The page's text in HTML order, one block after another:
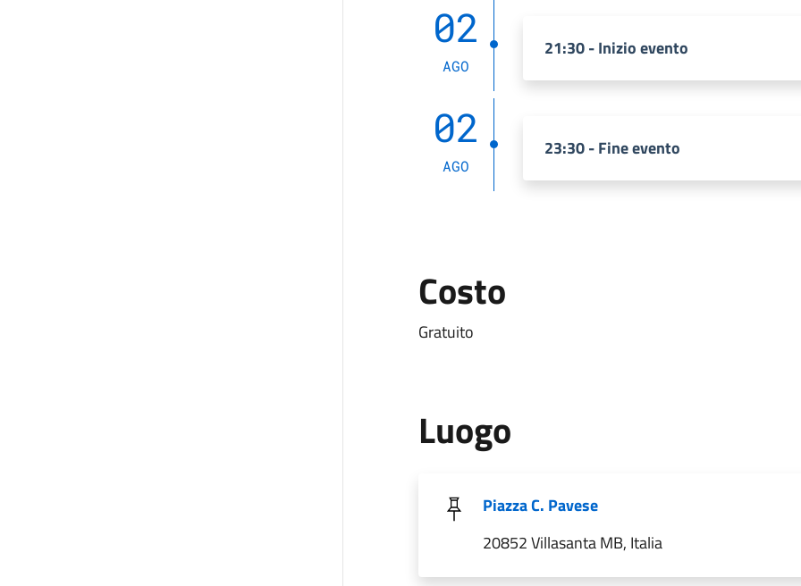
02
AGO
21:30 - Inizio evento
02
AGO
23:30 - Fine evento
Costo
Gratuito
Luogo
Piazza C. Pavese
20852 Villasanta MB, Italia